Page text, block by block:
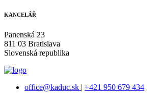
KANCELÁŘ
Panenská 23
811 03 Bratislava
Slovenská republika
office@kaduc.sk | +421 950 679 434